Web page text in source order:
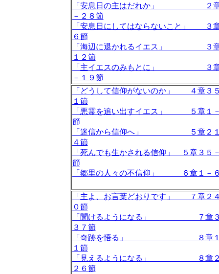
「安息日の主はだれか」 ２章
－２８節
「安息日にしてはならないこと」 ３
６節
「海辺に退かれるイエス」 ３章
１２節
「主イエスのみもとに」 ３章
－１９節
「どうして信仰がないのか」 ４章３
１節
「悪霊を追い出すイエス」 ５章１
節
「迷信から信仰へ」 ５章２１
４節
「死んでも生かされる信仰」 ５章３５
節
「郷里の人々の不信仰」 ６章１－
「主よ、お言葉どおりです」 ７章２
０節
「聞けるようになる」 ７章３
３７節
「奇跡を悟る」 ８章１
１節
「見えるようになる」 ８章２
２６節